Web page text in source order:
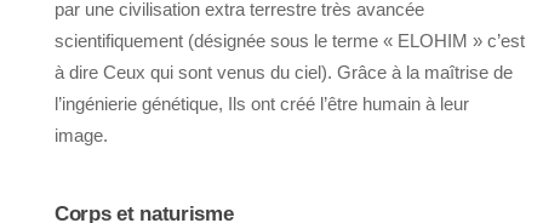
par une civilisation extra terrestre très avancée
scientifiquement (désignée sous le terme « ELOHIM » c’est
à dire Ceux qui sont venus du ciel). Grâce à la maîtrise de
l’ingénierie génétique, Ils ont créé l’être humain à leur
image.
Corps et naturisme